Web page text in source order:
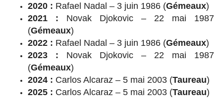
2020 : Rafael Nadal – 3 juin 1986 (Gémeaux)
2021 : Novak Djokovic – 22 mai 1987
(Gémeaux)
2022 : Rafael Nadal – 3 juin 1986 (Gémeaux)
2023 : Novak Djokovic – 22 mai 1987
(Gémeaux)
2024 : Carlos Alcaraz – 5 mai 2003 (Taureau)
2025 : Carlos Alcaraz – 5 mai 2003 (Taureau)